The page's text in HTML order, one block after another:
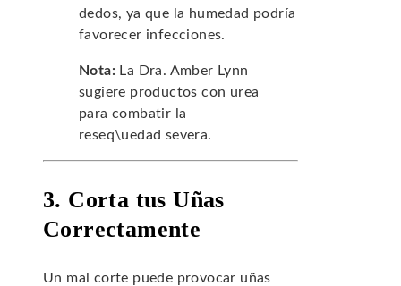
dedos, ya que la humedad podría
favorecer infecciones.
Nota: La Dra. Amber Lynn
sugiere productos con urea
para combatir la
reseq\uedad severa.
3. Corta tus Uñas
Correctamente
Un mal corte puede provocar uñas